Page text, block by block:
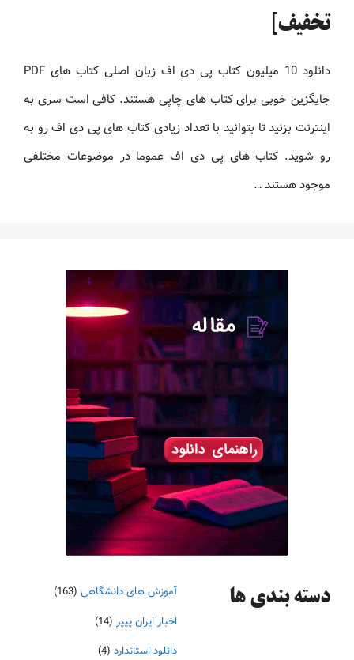
تخفیف]
دانلود 10 میلیون کتاب پی دی اف زبان اصلی کتاب های PDF
جایگزین خوبی برای کتاب های چاپی هستند. کافی است سری به
اینترنت بزنید تا بتوانید با تعداد زیادی کتاب های پی دی اف رو به
رو شوید. کتاب های پی دی اف عموما در موضوعات مختلفی
موجود هستند …
دسته‌ بندی ها آموزش های دانشگاهی (163)
اخبار ایران پیپر (14)
دانلود استاندارد (4)